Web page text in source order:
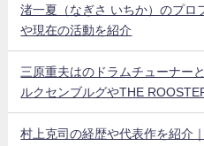
渚一夏（なぎさ いちか）のプロ
や現在の活動を紹介
三原重夫はのドラムチューナー
ルクセンブルグやTHE
村上克司の経歴や代表作を紹介